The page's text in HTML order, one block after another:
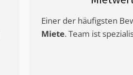
Einer der häufigsten
Miete. Team ist